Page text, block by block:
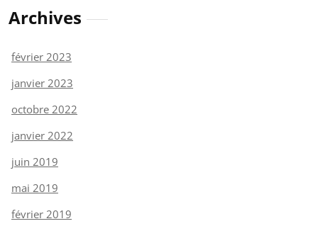
Archives
février 2023
janvier 2023
octobre 2022
janvier 2022
juin 2019
mai 2019
février 2019